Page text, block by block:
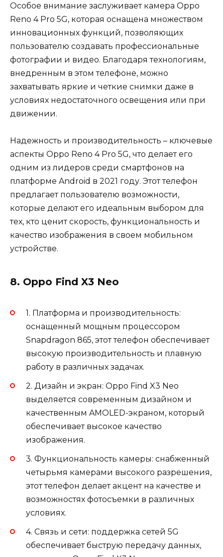
Особое внимание заслуживает камера Oppo
Reno 4 Pro 5G, которая оснащена множеством
инновационных функций, позволяющих
пользователю создавать профессиональные
фотографии и видео. Благодаря технологиям,
внедренным в этом телефоне, можно
захватывать яркие и четкие снимки даже в
условиях недостаточного освещения или при
движении.
Надежность и производительность – ключевые
аспекты Oppo Reno 4 Pro 5G, что делает его
одним из лидеров среди смартфонов на
платформе Android в 2021 году. Этот телефон
предлагает пользователю возможности,
которые делают его идеальным выбором для
тех, кто ценит скорость, функциональность и
качество изображения в своем мобильном
устройстве.
8. Oppo Find X3 Neo
1. Платформа и производительность:
оснащенный мощным процессором
Snapdragon 865, этот телефон обеспечивает
высокую производительность и плавную
работу в различных задачах.
2. Дизайн и экран: Oppo Find X3 Neo
выделяется современным дизайном и
качественным AMOLED-экраном, который
обеспечивает высокое качество
изображения.
3. Функциональность камеры: снабженный
четырьмя камерами высокого разрешения,
этот телефон делает акцент на качестве и
возможностях фотосъемки в различных
условиях.
4. Связь и сети: поддержка сетей 5G
обеспечивает быструю передачу данных,